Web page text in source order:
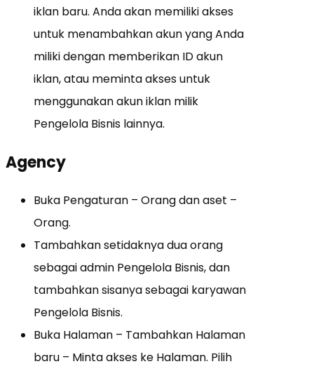
iklan baru. Anda akan memiliki akses
untuk menambahkan akun yang Anda
miliki dengan memberikan ID akun
iklan, atau meminta akses untuk
menggunakan akun iklan milik
Pengelola Bisnis lainnya.
Agency
Buka Pengaturan – Orang dan aset –
Orang.
Tambahkan setidaknya dua orang
sebagai admin Pengelola Bisnis, dan
tambahkan sisanya sebagai karyawan
Pengelola Bisnis.
Buka Halaman – Tambahkan Halaman
baru – Minta akses ke Halaman. Pilih